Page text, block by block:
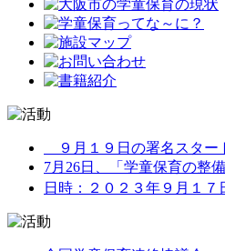
９月１９日の署名スター
7月26日、「学童保育の整
日時：２０２３年９月１